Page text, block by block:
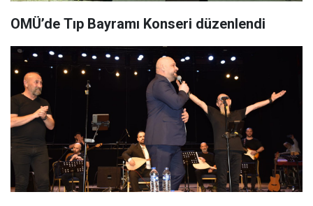
OMÜ’de Tıp Bayramı Konseri düzenlendi